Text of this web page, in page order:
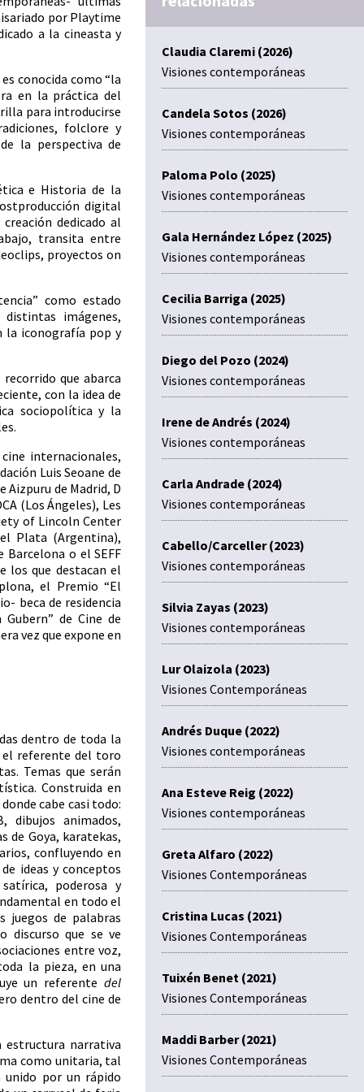
por Playtime
a la cineasta y
conocida como “la
en la práctica del
para introducirse
folclore y
la perspectiva de
e Historia de la
digital
dedicado al
transita entre
proyectos on
como estado
imágenes,
la iconografía pop y
que abarca
con la idea de
sociopolítica y la
internacionales,
Luis Seoane de
Aizpuru de Madrid, D
(Los Ángeles), Les
of Lincoln Center
Plata (Argentina),
Barcelona o el SEFF
los que destacan el
el Premio “El
beca de residencia
de Cine de
vez que expone en
dentro de toda la
el referente del toro
Temas que serán
Construida en
cabe casi todo:
dibujos animados,
de Goya, karatekas,
confluyendo en
ideas y conceptos
poderosa y
en todo el
juegos de palabras
discurso que se ve
entre voz,
la pieza, en una
un referentedel
dentro del cine de
estructura narrativa
como unitaria, tal
unido por un rápido
Claudia Claremi (2026)
Visiones contemporáneas
Candela Sotos (2026)
Visiones contemporáneas
Paloma Polo (2025)
Visiones contemporáneas
Gala Hernández López (2025)
Visiones contemporáneas
Cecilia Barriga (2025)
Visiones contemporáneas
Diego del Pozo (2024)
Visiones contemporáneas
Irene de Andrés (2024)
Visiones contemporáneas
Carla Andrade (2024)
Visiones contemporáneas
Cabello/Carceller (2023)
Visiones contemporáneas
Silvia Zayas (2023)
Visiones contemporáneas
Lur Olaizola (2023)
Visiones Contemporáneas
Andrés Duque (2022)
Visiones contemporáneas
Ana Esteve Reig (2022)
Visiones contemporáneas
Greta Alfaro (2022)
Visiones Contemporáneas
Cristina Lucas (2021)
Visiones Contemporáneas
Tuixén Benet (2021)
Visiones Contemporáneas
Maddi Barber (2021)
Visiones Contemporáneas